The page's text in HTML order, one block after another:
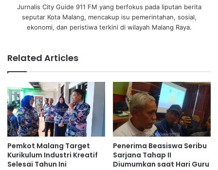
Jurnalis City Guide 911 FM yang berfokus pada liputan berita
seputar Kota Malang, mencakup isu pemerintahan, sosial,
ekonomi, dan peristiwa terkini di wilayah Malang Raya.
Related Articles
Pemkot Malang Target
Kurikulum Industri Kreatif
Selesai Tahun Ini
Penerima Beasiswa Seribu
Sarjana Tahap II
Diumumkan saat Hari Guru